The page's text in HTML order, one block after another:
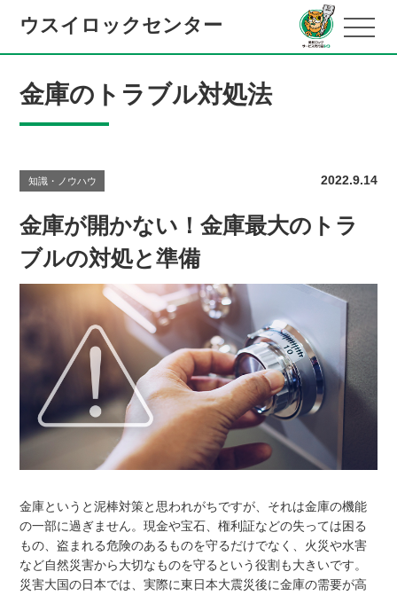
ウスイロックセンター
金庫のトラブル対処法
知識・ノウハウ 2022.9.14
金庫が開かない！金庫最大のトラ
ブルの対処と準備
金庫というと泥棒対策と思われがちですが、それは金庫の機能
の一部に過ぎません。現金や宝石、権利証などの失っては困る
もの、盗まれる危険のあるものを守るだけでなく、火災や水害
など自然災害から大切なものを守るという役割も大きいです。
災害大国の日本では、実際に東日本大震災後に金庫の需要が高